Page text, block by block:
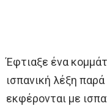
Έφτιαξε ένα
ισπανική λέξη
εκφέρονται με